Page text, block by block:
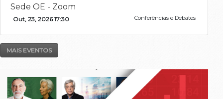
Sede OE - Zoom
Out, 23, 2026 17:30 Conferências e Debates
MAIS EVENTOS